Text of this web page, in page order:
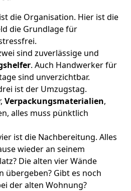
die Organisation. Hier ist die
die Grundlage für
sind zuverlässige und
. Auch Handwerker für
sind unverzichtbar.
ist der Umzugstag.
Verpackungsmaterialien,
alles muss pünktlich
ist die Nachbereitung. Alles
wieder an seinem
Die alten vier Wände
übergeben? Gibt es noch
der alten Wohnung?